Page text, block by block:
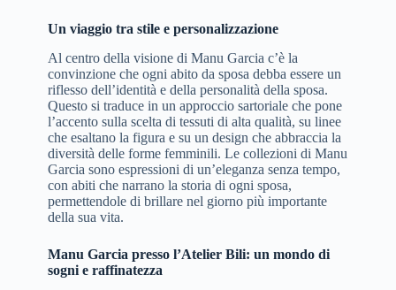
Un viaggio tra stile e personalizzazione
Al centro della visione di Manu Garcia c’è la
convinzione che ogni abito da sposa debba essere un
riflesso dell’identità e della personalità della sposa.
Questo si traduce in un approccio sartoriale che pone
l’accento sulla scelta di tessuti di alta qualità, su linee
che esaltano la figura e su un design che abbraccia la
diversità delle forme femminili. Le collezioni di Manu
Garcia sono espressioni di un’eleganza senza tempo,
con abiti che narrano la storia di ogni sposa,
permettendole di brillare nel giorno più importante
della sua vita.
Manu Garcia presso l’Atelier Bili: un mondo di
sogni e raffinatezza